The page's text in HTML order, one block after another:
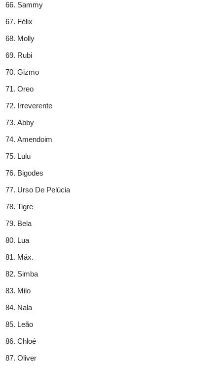
Sammy
Félix
Molly
Rubi
Gizmo
Oreo
Irreverente
Abby
Amendoim
Lulu
Bigodes
Urso De Pelúcia
Tigre
Bela
Lua
Máx.
Simba
Milo
Nala
Leão
Chloé
Oliver